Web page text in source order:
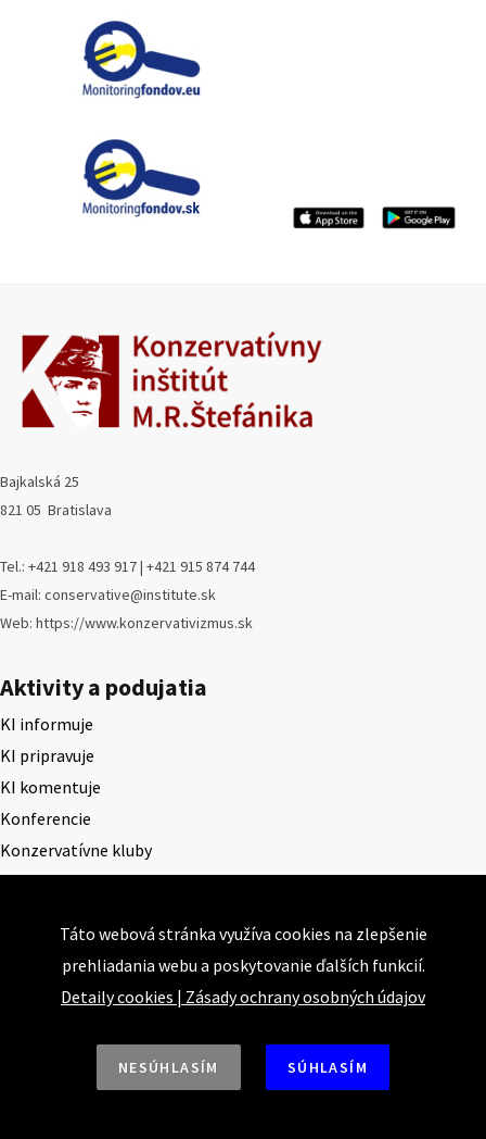
Bajkalská 25
821 05 Bratislava
Tel.: +421 918 493 917 | +421 915 874 744
E-mail: conservative@institute.sk
Web: https://www.konzervativizmus.sk
Aktivity a podujatia
KI informuje
KI pripravuje
KI komentuje
Konferencie
Konzervatívne kluby
Prednášky a prezentácie
Rozhovory
Táto webová stránka využíva cookies na zlepšenie
prehliadania webu a poskytovanie ďalších funkcií.
Detaily cookies | Zásady ochrany osobných údajov
NESÚHLASÍM SÚHLASÍM